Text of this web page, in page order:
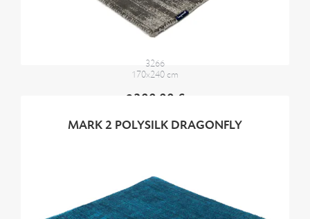
3266
170x240 cm
2300,00 €
MARK 2 POLYSILK DRAGONFLY